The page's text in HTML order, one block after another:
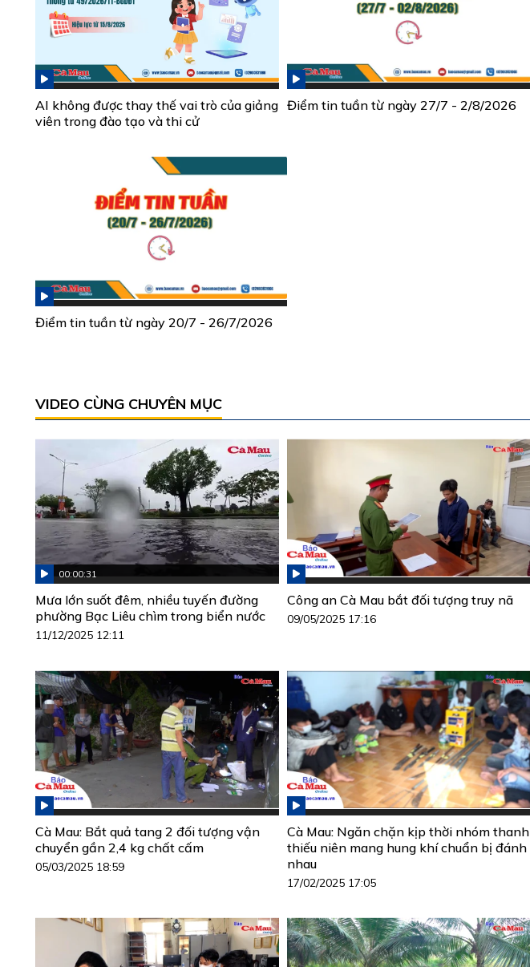
AI không được thay thế vai trò của giảng
viên trong đào tạo và thi cử
Điểm tin tuần từ ngày 27/7 - 2/8/2026
Điểm tin tuần từ ngày 20/7 - 26/7/2026
VIDEO CÙNG CHUYÊN MỤC
00:00:31
Mưa lớn suốt đêm, nhiều tuyến đường
phường Bạc Liêu chìm trong biển nước
11/12/2025 12:11
Công an Cà Mau bắt đối tượng truy nã
09/05/2025 17:16
Cà Mau: Bắt quả tang 2 đối tượng vận
chuyển gần 2,4 kg chất cấm
05/03/2025 18:59
Cà Mau: Ngăn chặn kịp thời nhóm thanh
thiếu niên mang hung khí chuẩn bị đánh
nhau
17/02/2025 17:05